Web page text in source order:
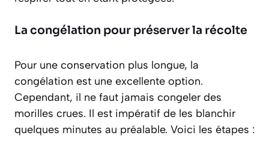
La congélation pour préserver la récolte
Pour une conservation plus longue, la
congélation est une excellente option.
Cependant, il ne faut jamais congeler des
morilles crues. Il est impératif de les blanchir
quelques minutes au préalable. Voici les étapes :